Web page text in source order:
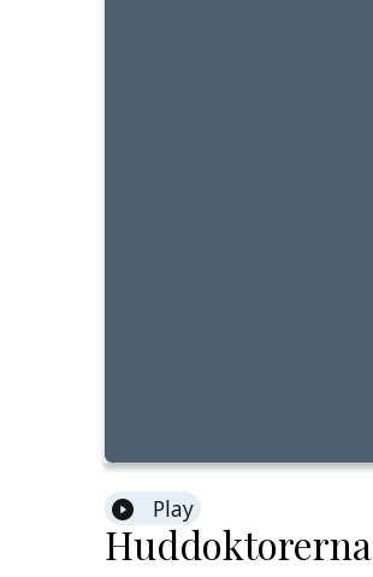
Play
Huddoktorerna